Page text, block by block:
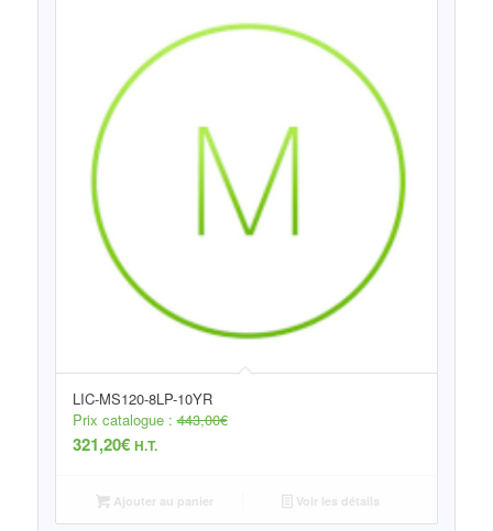
LIC-MS120-8LP-10YR
Prix catalogue :443,00€
321,20€ H.T.
Ajouter au panier Voir les détails